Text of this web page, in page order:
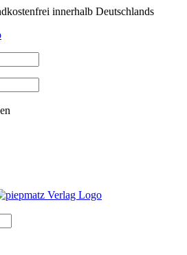
innerhalb Deutschlands